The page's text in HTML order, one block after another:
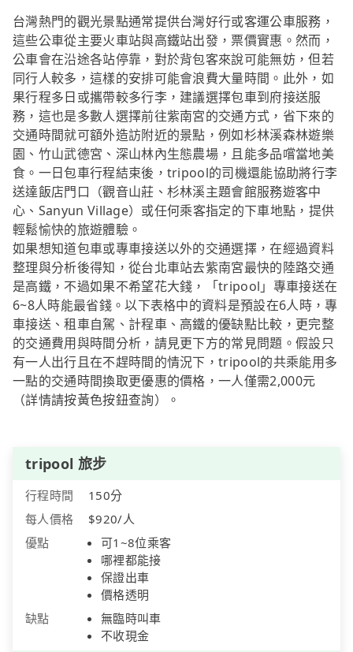
台灣熱門的觀光景點通常提供台灣好行或客運公車服務，
這些公車從主要火車站與高鐵站出發，票價實惠。然而，
公車會在沿途各站停靠，對於背包客來說可能無妨，但若
同行人較多，這樣的安排可能會浪費大量時間。此外，如
果行程多日或攜帶較多行李，建議選擇包車到府接送服
務，這也是多數人選擇前往紫南宮的交通方式，省下來的
交通時間就可額外造訪附近的景點，例如杉林溪森林遊樂
園、竹山武德宮、深山林內生態農場，且能多品嚐當地美
食。一日包車行程結束後，tripool的司機還能協助將行李
送達飯店門口（觀音山莊、杉林溪主題會館服務遊客中
心、Sanyun Village）或任何乘客指定的下車地點，提供
輕鬆愉快的旅遊體驗。
如果想知道包車或專車接送以外的交通選擇，在經過資料
整理與分析後得知，從台北車站去紫南宮最快的陸路交通
是高鐵，不過如果不希望花大錢，「tripool」專車接送在
6~8人時能最省錢。以下表格中的資料是預設在6人時，專
車接送、租車自駕、計程車、高鐵的優缺點比較，更完整
的交通費用與時間分析，請見更下方的常見問題。假設只
有一人出行且在不趕時間的情況下，tripool的共乘能用多
一點的交通時間換取更優惠的價格，一人僅需2,000元
（詳情請按黃色按鈕查詢）。
tripool 旅步
行程時間
150分
每人價格
$920/人
優點
可1~8位乘客
哪裡都能接
保證出車
價格透明
缺點
無臨時叫車
不收現金